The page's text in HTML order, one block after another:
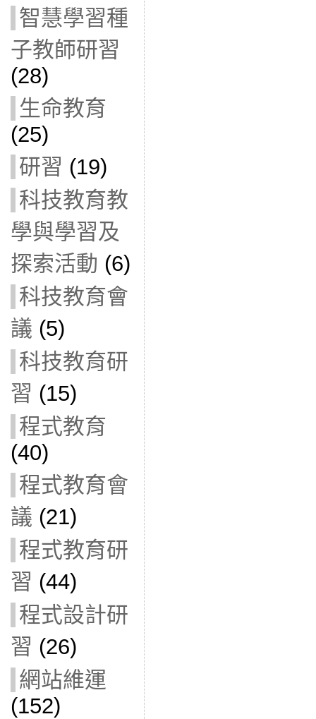
智慧學習種
子教師研習
(28)
生命教育
(25)
研習 (19)
科技教育教
學與學習及
探索活動 (6)
科技教育會
議 (5)
科技教育研
習 (15)
程式教育
(40)
程式教育會
議 (21)
程式教育研
習 (44)
程式設計研
習 (26)
網站維運
(152)